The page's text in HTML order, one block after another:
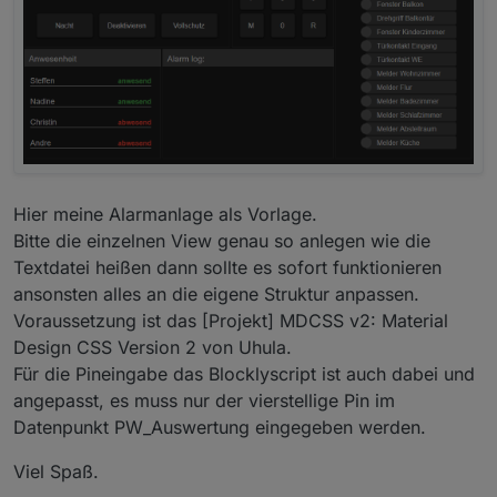
Hier meine Alarmanlage als Vorlage.
Bitte die einzelnen View genau so anlegen wie die
Textdatei heißen dann sollte es sofort funktionieren
ansonsten alles an die eigene Struktur anpassen.
Voraussetzung ist das [Projekt] MDCSS v2: Material
Design CSS Version 2 von Uhula.
Für die Pineingabe das Blocklyscript ist auch dabei und
angepasst, es muss nur der vierstellige Pin im
Datenpunkt PW_Auswertung eingegeben werden.
Viel Spaß.